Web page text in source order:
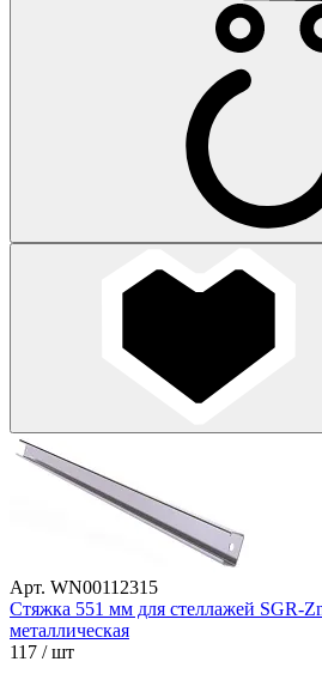
Арт. WN00112315
Стяжка 551 мм для стеллажей SGR-
металлическая
117 / шт